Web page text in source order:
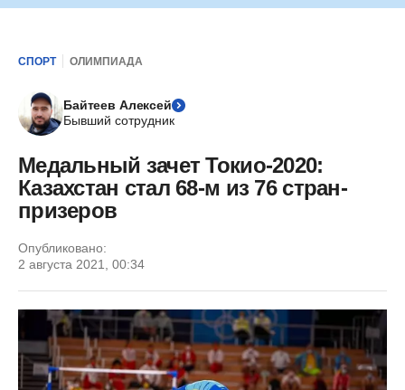
СПОРТ ОЛИМПИАДА
Байтеев Алексей
Бывший сотрудник
Медальный зачет Токио-2020:
Казахстан стал 68-м из 76 стран-
призеров
Опубликовано:
2 августа 2021, 00:34